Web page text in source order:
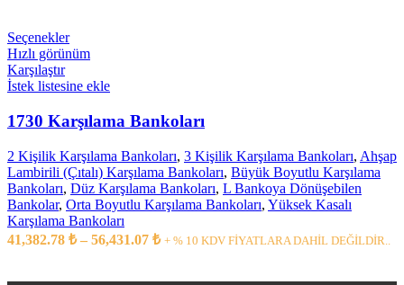
Seçenekler
Hızlı görünüm
Karşılaştır
İstek listesine ekle
1730 Karşılama Bankoları
2 Kişilik Karşılama Bankoları, 3 Kişilik Karşılama Bankoları, Ahşap
Lambirili (Çıtalı) Karşılama Bankoları, Büyük Boyutlu Karşılama
Bankoları, Düz Karşılama Bankoları, L Bankoya Dönüşebilen
Bankolar, Orta Boyutlu Karşılama Bankoları, Yüksek Kasalı
Karşılama Bankoları
41,382.78 ₺ – 56,431.07 ₺ + % 10 KDV FİYATLARA DAHİL DEĞİLDİR..